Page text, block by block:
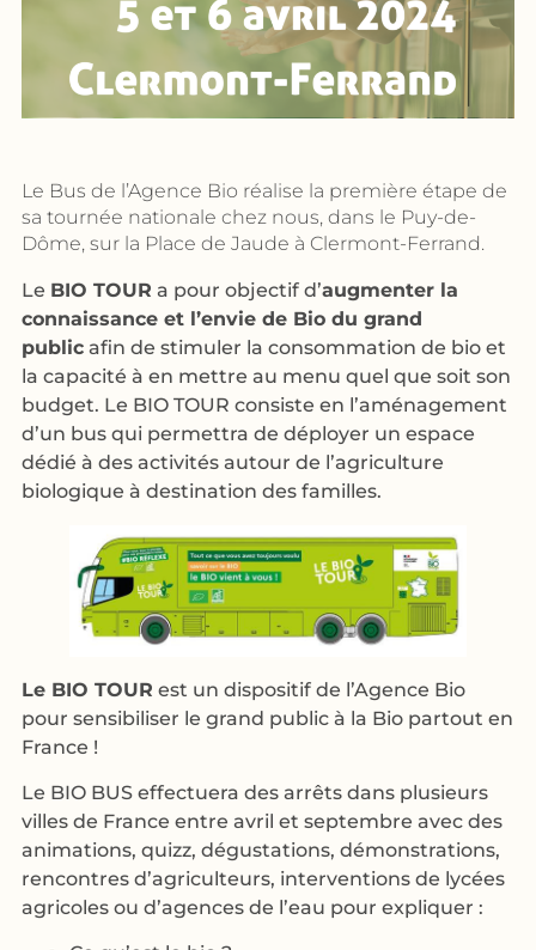
Le Bus de l’Agence Bio réalise la première étape de
sa tournée nationale chez nous, dans le Puy-de-
Dôme, sur la Place de Jaude à Clermont-Ferrand.
Le BIO TOUR a pour objectif d’augmenter la
connaissance et l’envie de Bio du grand
publicafin de stimuler la consommation de bio et
la capacité à en mettre au menu quel que soit son
budget. Le BIO TOUR consiste en l’aménagement
d’un bus qui permettra de déployer un espace
dédié à des activités autour de l’agriculture
biologique à destination des familles.
Le BIO TOUR est un dispositif de l’Agence Bio
pour sensibiliser le grand public à la Bio partout en
France !
Le BIO BUS effectuera des arrêts dans plusieurs
villes de France entre avril et septembre avec des
animations, quizz, dégustations, démonstrations,
rencontres d’agriculteurs, interventions de lycées
agricoles ou d’agences de l’eau pour expliquer :